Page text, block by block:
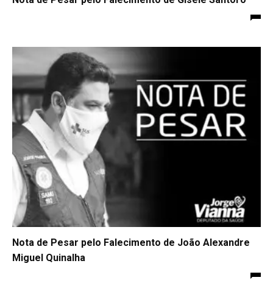
Nota de Pesar pelo Falecimento de João Alexandre
Miguel Quinalha